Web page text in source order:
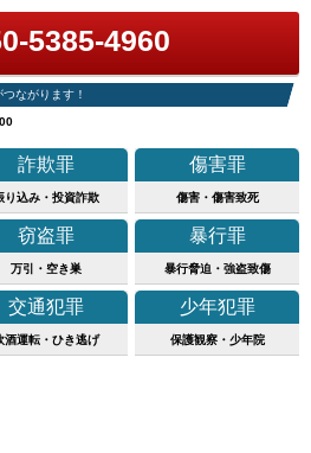
5385-4960
ながります！
詐欺罪
り込み・投資詐欺
傷害罪
傷害・傷害致死
窃盗罪
万引・空き巣
暴行罪
暴行脅迫・強盗致傷
交通犯罪
酒運転・ひき逃げ
少年犯罪
保護観察・少年院